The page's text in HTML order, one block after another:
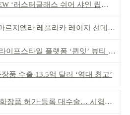
‘러스터글래스 쉬어 샤인 립스틱’ 출시
지엘라 레플리카 레이지 선데이 모닝 디퓨저
프스타일 플랫폼 ‘퀸잇’ 뷰티 성장세
품 수출 13.5억 달러 ‘역대 최고’
품 허가·등록 대수술… 시험자료 공용 허용